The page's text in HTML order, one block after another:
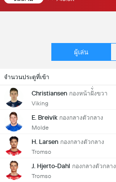
ผู้เล่น
จำนวนประตูที่เข้า
Christiansen กองหน้าฝั่ั่งขวา
Viking
E. Breivik กองกลางตัวกลาง
Molde
H. Larsen กองกลางตัวกลาง
Tromso
J. Hjerto-Dahl กองกลางตัวกลาง
Tromso